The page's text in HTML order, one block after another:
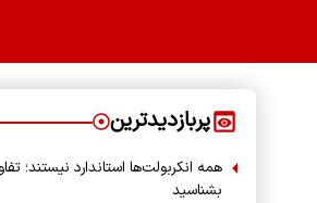
پربازدیدترین
بشناسید